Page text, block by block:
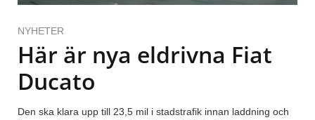
NYHETER
Här är nya eldrivna Fiat
Ducato
Den ska klara upp till 23,5 mil i stadstrafik innan laddning och